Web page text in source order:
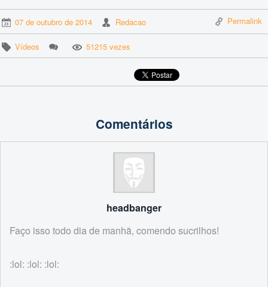
07 de outubro de 2014 Redacao Permalink
Vídeos 51215 vezes
Comentários
headbanger
Faço isso todo dia de manhã, comendo sucrilhos!
:lol: :lol: :lol: